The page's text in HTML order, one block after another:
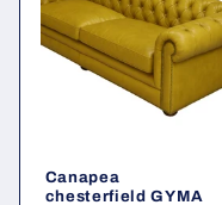
Canapea
chesterfield GYMA